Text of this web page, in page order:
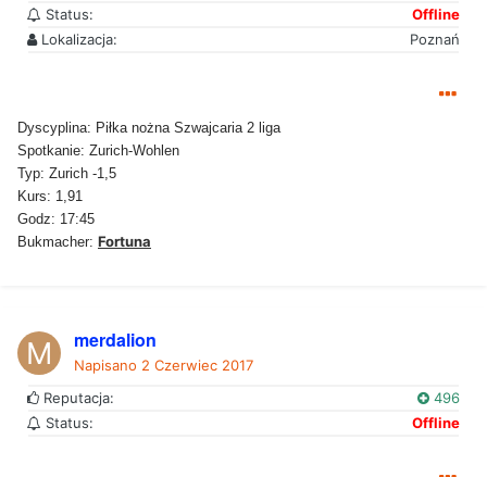
Status:
Offline
Lokalizacja:
Poznań
Dyscyplina: Piłka nożna Szwajcaria 2 liga
Spotkanie: Zurich-Wohlen
Typ: Zurich -1,5
Kurs: 1,91
Godz: 17:45
Bukmacher: Fortuna
merdalion
Napisano 2 Czerwiec 2017
Reputacja:
496
Status:
Offline